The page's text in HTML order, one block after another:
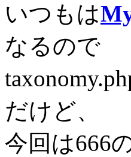
いつもは
なるので
だけど、
今回は666